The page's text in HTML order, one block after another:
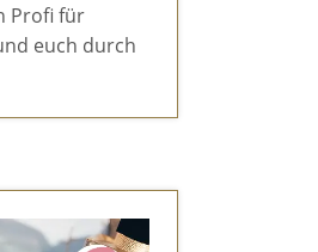
Profi für
euch durch